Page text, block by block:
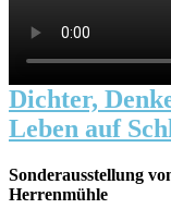
Dichter,
Leben auf
Sonderausstellung
Herrenmühle